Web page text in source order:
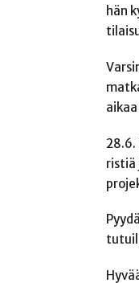
hän
28.6.
ristiä